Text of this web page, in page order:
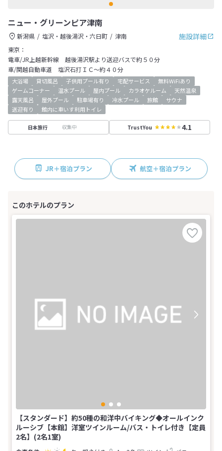
ニュー・グリーンピア津南
施設詳細
新潟県 塩沢・越後湯沢・六日町
津南
東京：
電車/JR上越新幹線 越後湯沢駅より送迎バスで約５０分
車/関越自動車道 塩沢石打ＩＣ～約４０分
大浴場 貸切風呂 子供用プール有り 宅配サービス
無料WiFiあり
ゲームコーナー
温水プール 屋内プール カラオケルーム
天然温泉
露天風呂
屋外プール 駐車場有り 冷水プール 旅館
サウナ
送迎有り
館内に車いす利用トイレ
日本旅行 収集中 TrustYou 4.1
JR＋宿泊プラン 航空＋宿泊プラン
【スタンダード】約50種の和洋中バイキング◆オールインク
ルーシブ【本館】洋室ツインルーム/バス・トイレ付き【定員
2名】(2名1室)